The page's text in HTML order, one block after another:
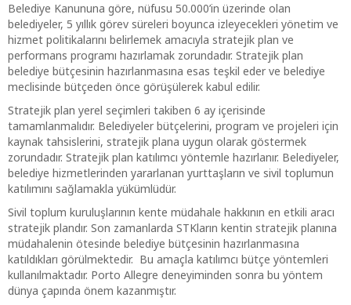
Belediye Kanununa göre, nüfusu 50.000’in üzerinde olan
belediyeler, 5 yıllık görev süreleri boyunca izleyecekleri yönetim ve
hizmet politikalarını belirlemek amacıyla stratejik plan ve
performans programı hazırlamak zorundadır. Stratejik plan
belediye bütçesinin hazırlanmasına esas teşkil eder ve belediye
meclisinde bütçeden önce görüşülerek kabul edilir.
Stratejik plan yerel seçimleri takiben 6 ay içerisinde
tamamlanmalıdır. Belediyeler bütçelerini, program ve projeleri için
kaynak tahsislerini, stratejik plana uygun olarak göstermek
zorundadır. Stratejik plan katılımcı yöntemle hazırlanır. Belediyeler,
belediye hizmetlerinden yararlanan yurttaşların ve sivil toplumun
katılımını sağlamakla yükümlüdür.
Sivil toplum kuruluşlarının kente müdahale hakkının en etkili aracı
stratejik plandır. Son zamanlarda STKların kentin stratejik planına
müdahalenin ötesinde belediye bütçesinin hazırlanmasına
katıldıkları görülmektedir. Bu amaçla katılımcı bütçe yöntemleri
kullanılmaktadır. Porto Allegre deneyiminden sonra bu yöntem
dünya çapında önem kazanmıştır.